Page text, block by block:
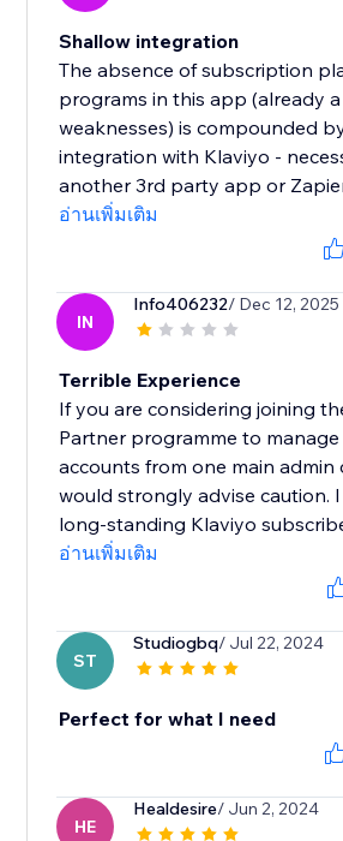
Shallow integration
The absence of subscription
programs in this app (already
weaknesses) is compounded
integration with Klaviyo -
another 3rd party app or
อ่านเพิ่มเติม
IN
Info406232/ Dec 12, 2025
Terrible Experience
If you are considering joining
Partner programme to manage
accounts from one main admin
would strongly advise caution.
long-standing Klaviyo
อ่านเพิ่มเติม
ST
Studiogbq/ Jul 22, 2024
Perfect for what I need
HE
Healdesire/ Jun 2, 2024